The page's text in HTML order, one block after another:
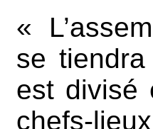
«
se
est divisé
chefs-